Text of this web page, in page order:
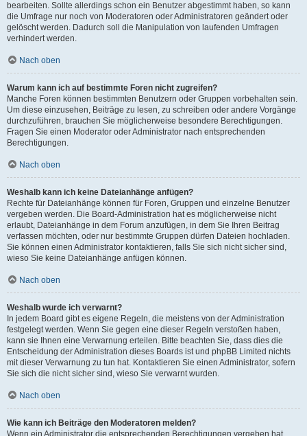
bearbeiten. Sollte allerdings schon ein Benutzer abgestimmt haben, so kann
die Umfrage nur noch von Moderatoren oder Administratoren geändert oder
gelöscht werden. Dadurch soll die Manipulation von laufenden Umfragen
verhindert werden.
Nach oben
Warum kann ich auf bestimmte Foren nicht zugreifen?
Manche Foren können bestimmten Benutzern oder Gruppen vorbehalten sein.
Um diese einzusehen, Beiträge zu lesen, zu schreiben oder andere Vorgänge
durchzuführen, brauchen Sie möglicherweise besondere Berechtigungen.
Fragen Sie einen Moderator oder Administrator nach entsprechenden
Berechtigungen.
Nach oben
Weshalb kann ich keine Dateianhänge anfügen?
Rechte für Dateianhänge können für Foren, Gruppen und einzelne Benutzer
vergeben werden. Die Board-Administration hat es möglicherweise nicht
erlaubt, Dateianhänge in dem Forum anzufügen, in dem Sie Ihren Beitrag
verfassen möchten, oder nur bestimmte Gruppen dürfen Dateien hochladen.
Sie können einen Administrator kontaktieren, falls Sie sich nicht sicher sind,
wieso Sie keine Dateianhänge anfügen können.
Nach oben
Weshalb wurde ich verwarnt?
In jedem Board gibt es eigene Regeln, die meistens von der Administration
festgelegt werden. Wenn Sie gegen eine dieser Regeln verstoßen haben,
kann sie Ihnen eine Verwarnung erteilen. Bitte beachten Sie, dass dies die
Entscheidung der Administration dieses Boards ist und phpBB Limited nichts
mit dieser Verwarnung zu tun hat. Kontaktieren Sie einen Administrator, sofern
Sie sich die nicht sicher sind, wieso Sie verwarnt wurden.
Nach oben
Wie kann ich Beiträge den Moderatoren melden?
Wenn ein Administrator die entsprechenden Berechtigungen vergeben hat,